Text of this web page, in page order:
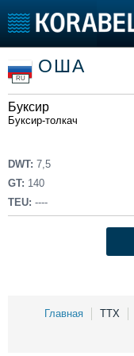
Тип судна
Добавить судно
Добавить проект
Последние 100
Пульс
Новости
Компании
Репутация
RU
ОША
Буксир
Буксир-толкач
DWT: 7,5
GT: 140
TEU: ----
Главная ТТХ